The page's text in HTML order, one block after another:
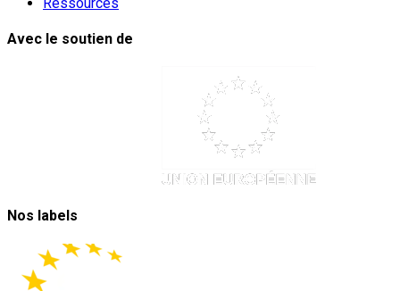
Avec le soutien de
Nos labels